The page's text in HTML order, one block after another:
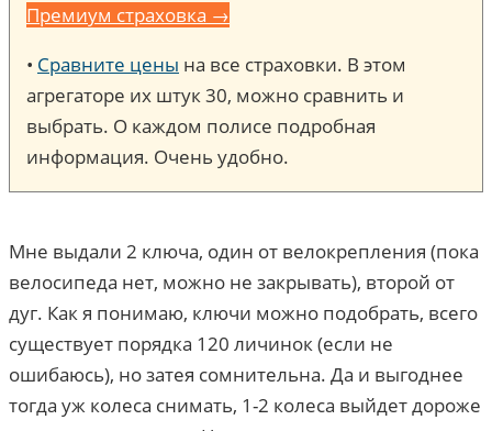
Премиум страховка →
• Сравните цены на все страховки. В этом
агрегаторе их штук 30, можно сравнить и
выбрать. О каждом полисе подробная
информация. Очень удобно.
Мне выдали 2 ключа, один от велокрепления (пока
велосипеда нет, можно не закрывать), второй от
дуг. Как я понимаю, ключи можно подобрать, всего
существует порядка 120 личинок (если не
ошибаюсь), но затея сомнительна. Да и выгоднее
тогда уж колеса снимать, 1-2 колеса выйдет дороже